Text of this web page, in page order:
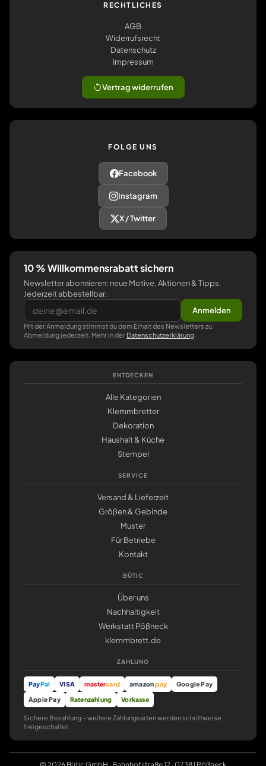
RECHTLICHES
AGB
Widerrufsrecht
Datenschutz
Impressum
Vertrag widerrufen
FOLGE UNS
Facebook
Instagram
X / Twitter
10 % Willkommensrabatt sichern
Newsletter abonnieren: neue Motive, Aktionen & Tipps.
Jederzeit abbestellbar.
Anmelden
Mit der Anmeldung stimmst du dem Erhalt des Newsletters zu,
Abmeldung jederzeit. Mehr in der Datenschutzerklärung
ENTDECKEN
Alle Kategorien
Klemmbretter
Dekoration
Haushalt & Küche
Stempel
SERVICE
Versand & Lieferzeit
Größen & Gebinde
Muster
Für Betriebe
Kontakt
BÜTIC
Über uns
Nachhaltigkeit
Werkstatt Pößneck
klemmbrett.de
ZAHLUNG
PayPal VISA mastercard amazonpay
Google Pay
Apple Pay
Ratenzahlung Vorkasse
Sichere Bezahlung – weitere Zahlungsarten werden schrittweise
freigeschaltet.